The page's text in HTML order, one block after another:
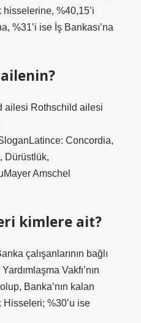
hisselerine, %40,15’i
%31’i ise İş Bankası’na
ailesi Rothschild ailesi
Concordia,
Dürüstlük,
Amschel
kimlere ait?
çalışanlarının bağlı
Vakfı’nın
Banka’nın kalan
Hisseleri; %30’u ise